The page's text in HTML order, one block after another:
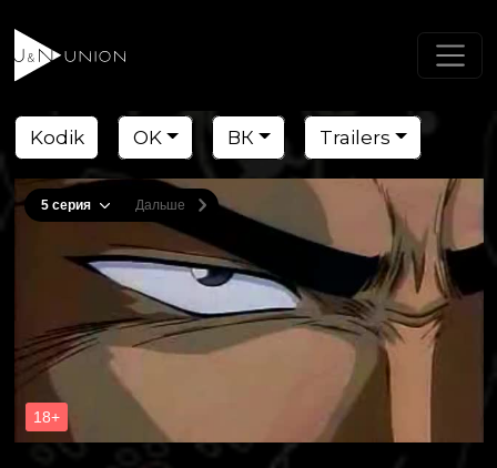
Kodik OK ВК Trailers